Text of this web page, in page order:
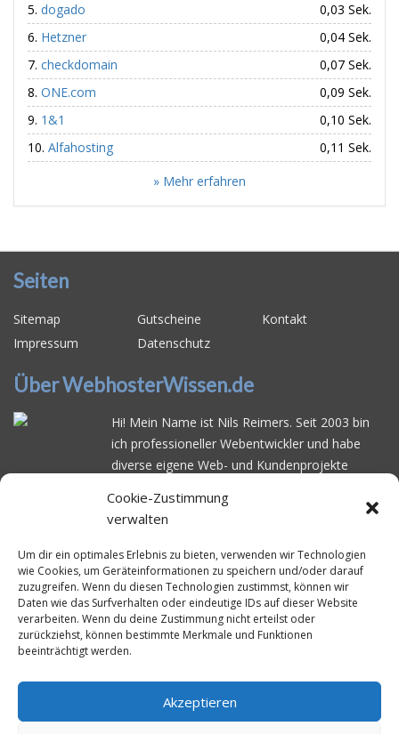
Cookie-Zustimmung
verwalten
Um dir ein optimales Erlebnis zu bieten, verwenden wir Technologien
wie Cookies, um Geräteinformationen zu speichern und/oder darauf
zuzugreifen. Wenn du diesen Technologien zustimmst, können wir
Daten wie das Surfverhalten oder eindeutige IDs auf dieser Website
verarbeiten. Wenn du deine Zustimmung nicht erteilst oder
zurückziehst, können bestimmte Merkmale und Funktionen
beeinträchtigt werden.
Akzeptieren
dogado
0,03 Sek.
Hetzner
0,04 Sek.
checkdomain
0,07 Sek.
ONE.com
0,09 Sek.
1&1
0,10 Sek.
Alfahosting
0,11 Sek.
» Mehr erfahren
Seiten
Sitemap Gutscheine
Kontakt
Impressum
Datenschutz
Über WebhosterWissen.de
Hi! Mein Name ist Nils Reimers. Seit 2003 bin
ich professioneller Webentwickler und habe
diverse eigene Web- und Kundenprojekte
schwierig ist gutes Webhosting zu finden: Bei
vielen Anbietern ärgert man sich über
Serverausfälleoder überlangsame
Ladezeiten. Deswegen habe ich im Mai 2016
angefangen, die bekanntesten Webhoster
systematisch zu testen und deren
Erreichbarkeit und Ladezeit für eine typische
Website basierend auf dem beliebten CMS-
System WordPress zu protokollieren. Auf
WebhosterWissen.de werte ich diese
Messungen kontinuierlich aus und gebe euch